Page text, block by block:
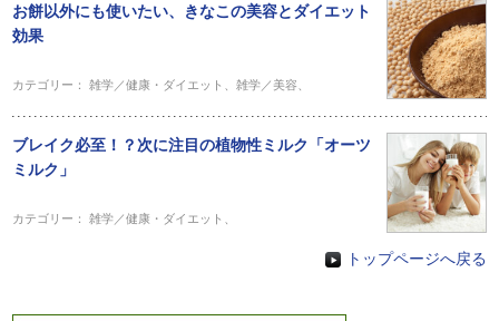
お餅以外にも使いたい、きなこの美容とダイエット
効果
カテゴリー：雑学／健康・ダイエット 、雑学／美容
ブレイク必至！？次に注目の植物性ミルク「オーツ
ミルク」
カテゴリー：雑学／健康・ダイエット
トップページへ戻る